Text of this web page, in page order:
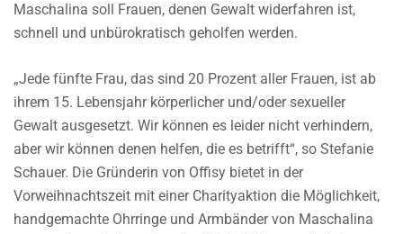
Maschalina soll Frauen, denen Gewalt widerfahren ist,
schnell und unbürokratisch geholfen werden.
„Jede fünfte Frau, das sind 20 Prozent aller Frauen, ist ab
ihrem 15. Lebensjahr körperlicher und/oder sexueller
Gewalt ausgesetzt. Wir können es leider nicht verhindern,
aber wir können denen helfen, die es betrifft“, so Stefanie
Schauer. Die Gründerin von Offisy bietet in der
Vorweihnachtszeit mit einer Charityaktion die Möglichkeit,
handgemachte Ohrringe und Armbänder von Maschalina